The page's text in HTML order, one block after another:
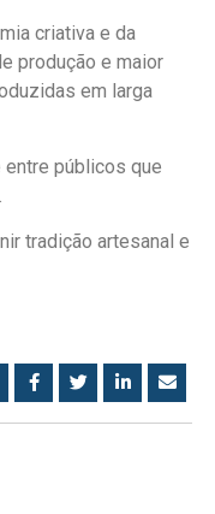
criativa e da
produção e maior
em larga
entre públicos que
tradição artesanal e